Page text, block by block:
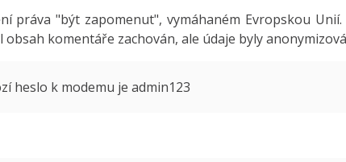
práva "být zapomenut", vymáhaném Evropskou
komentáře zachován, ale údaje byly
heslo k modemu je admin123